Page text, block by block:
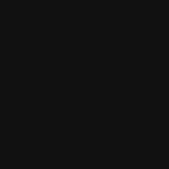
cliente.
nossos clientes vamos
XXI